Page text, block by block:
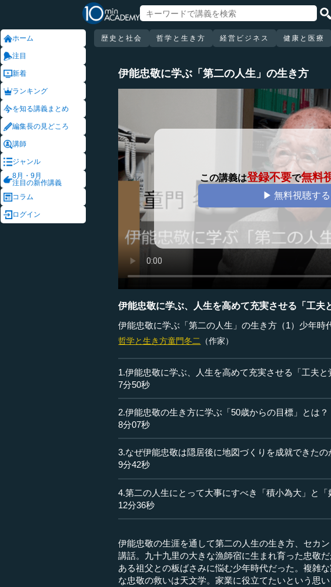
ホーム
注目
新着
ランキング
を知る講義まとめ
編集長の見どころ
講師
ジャンル
8月・9月
注目の新作講義
コラム
ログイン
歴史と社会 哲学と生き方 経営ビジネス 健康と医療
伊能忠敬に学ぶ「第二の人生」の生き方
この講義は登録不要で無料
▶ 無料視聴する
伊能忠敬に学ぶ、人生を高めて充実させる「工夫
伊能忠敬に学ぶ「第二の人生」の生き方（1）少年時
哲学と生き方童門冬二 （作家）
1.伊能忠敬に学ぶ、人生を高めて充実させる「工夫と
7分50秒
2.伊能忠敬の生き方に学ぶ「50歳からの目標」とは？
8分07秒
3.なぜ伊能忠敬は隠居後に地図づくりを成就できたの
9分42秒
4.第二の人生にとって大事にすべき「積小為大」と「
12分36秒
伊能忠敬の生涯を通して第二の人生の生き方、セカ
講話。九十九里の大きな漁師宿に生まれ育った忠敬
ある祖父との板ばさみに悩む少年時代だった。複雑
な忠敬の救いは天文学。家業に役立てたいという思